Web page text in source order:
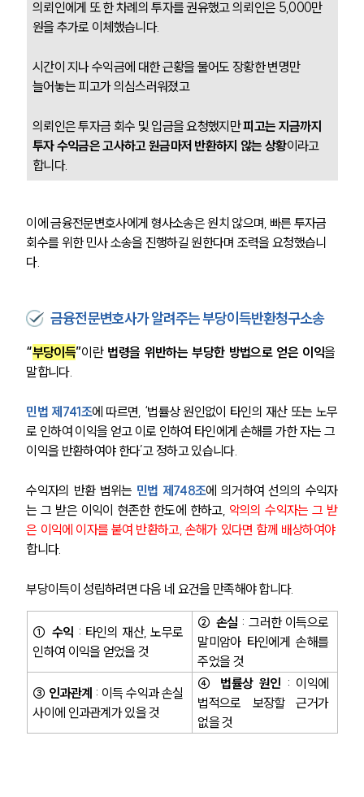
의뢰인에게 또 한 차례의 투자를 권유했고 의뢰인은 5,000만
원을 추가로 이체했습니다.
시간이 지나 수익금에 대한 근황을 물어도 장황한 변명만
늘어놓는 피고가 의심스러워졌고
의뢰인은 투자금 회수 및 입금을 요청했지만 피고는 지금까지
투자 수익금은 고사하고 원금마저 반환하지 않는 상황이라고
합니다.
이에 금융전문변호사에게 형사소송은 원치 않으며, 빠른 투자금
회수를 위한 민사 소송을 진행하길 원한다며 조력을 요청했습니
다.
금융전문변호사가 알려주는 부당이득반환청구소송
“부당이득”이란 법령을 위반하는 부당한 방법으로 얻은 이익을
말합니다.
민법 제741조에 따르면, ‘법률상 원인없이 타인의 재산 또는 노무
로 인하여 이익을 얻고 이로 인하여 타인에게 손해를 가한 자는 그
이익을 반환하여야 한다’고 정하고 있습니다.
수익자의 반환 범위는 민법 제748조에 의거하여 선의의 수익자
는 그 받은 이익이 현존한 한도에 한하고, 악의의 수익자는 그 받
은 이익에 이자를 붙여 반환하고, 손해가 있다면 함께 배상하여야
합니다.
부당이득이 성립하려면 다음 네 요건을 만족해야 합니다.
① 수익 : 타인의 재산, 노무로
인하여 이익을 얻었을 것
② 손실 : 그러한 이득으로
말미암아 타인에게 손해를
주었을 것
③ 인과관계 : 이득 수익과 손실
사이에 인과관계가 있을 것
④ 법률상 원인 : 이익에
법적으로 보장할 근거가
없을 것